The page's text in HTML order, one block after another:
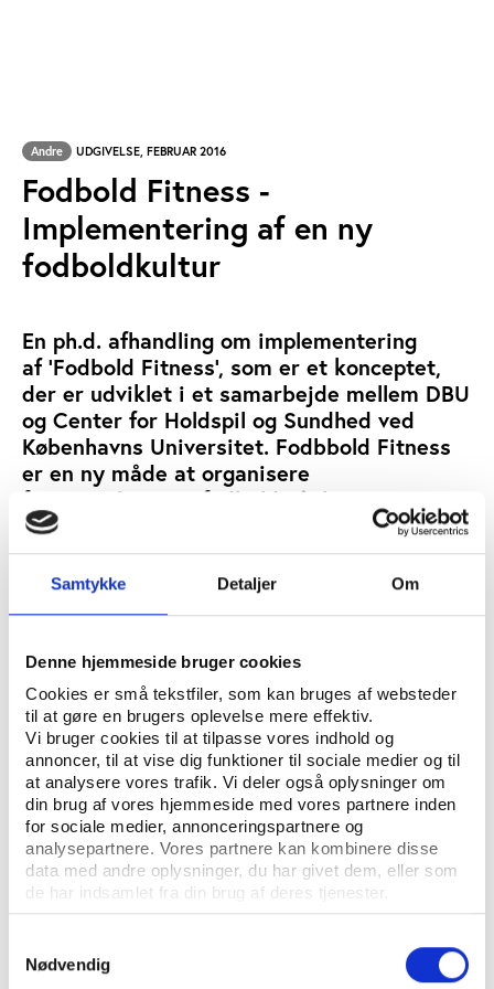
Samtykke Detaljer Om
Denne hjemmeside bruger cookies
Cookies er små tekstfiler, som kan bruges af websteder
til at gøre en brugers oplevelse mere effektiv.
Vi bruger cookies til at tilpasse vores indhold og
annoncer, til at vise dig funktioner til sociale medier og til
at analysere vores trafik. Vi deler også oplysninger om
din brug af vores hjemmeside med vores partnere inden
for sociale medier, annonceringspartnere og
analysepartnere. Vores partnere kan kombinere disse
data med andre oplysninger, du har givet dem, eller som
de har indsamlet fra din brug af deres tjenester.
Nødvendig
Andre UDGIVELSE, FEBRUAR 2016
Fodbold Fitness -
Implementering af en ny
fodboldkultur
En ph.d. afhandling om implementering
af 'Fodbold Fitness', som er et konceptet,
der er udviklet i et samarbejde mellem DBU
og Center for Holdspil og Sundhed ved
Københavns Universitet. Fodbbold Fitness
er en ny måde at organisere
foreningsbaseret fodbold på, hvor
fleksibilitet og sundhed er nøgleordene.
Afhandlingen handler om, hvordan
konceptet implementeres som reaktion på
det traditionelle foreningsliv er under pres
og idrætten i højere grad skal løse
velfærds- og sundhedsmæssige opgaver.
SKREVET AF: SØREN BENNIKE
NØGLEORD: FORENINGSLIV OG FRIVILLIGHED SUNDHED
ÅBN RAPPORT